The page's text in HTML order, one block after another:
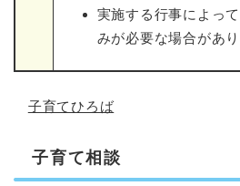
実施する行事によっ
みが必要な場合があり
子育てひろば
子育て相談